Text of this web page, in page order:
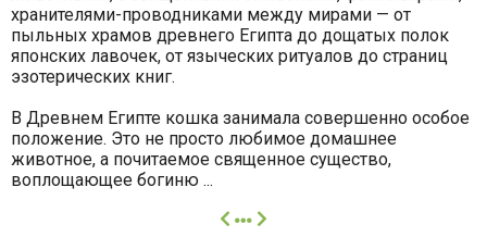
хранителями-проводниками между мирами — от
пыльных храмов древнего Египта до дощатых полок
японских лавочек, от языческих ритуалов до страниц
эзотерических книг.
В Древнем Египте кошка занимала совершенно особое
положение. Это не просто любимое домашнее
животное, а почитаемое священное существо,
воплощающее богиню ...
далее